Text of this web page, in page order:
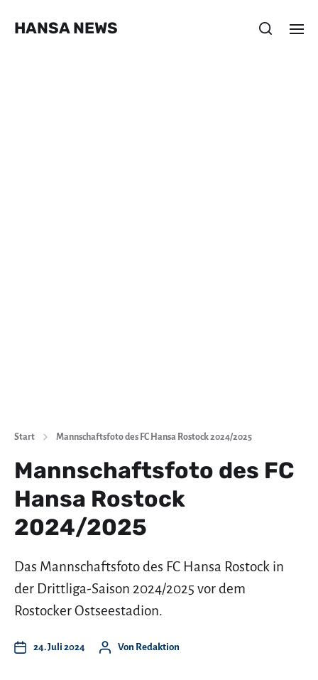
HANSA NEWS
Start Mannschaftsfoto des FC Hansa Rostock 2024/2025
Mannschaftsfoto des FC
Hansa Rostock
2024/2025
Das Mannschaftsfoto des FC Hansa Rostock in
der Drittliga-Saison 2024/2025 vor dem
Rostocker Ostseestadion.
24. Juli 2024 Von Redaktion